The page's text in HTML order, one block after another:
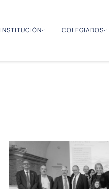
INSTITUCIÓN COLEGIADOS